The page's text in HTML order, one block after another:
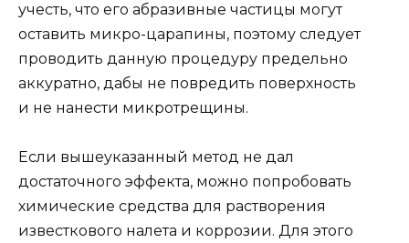
учесть, что его абразивные частицы могут
оставить микро-царапины, поэтому следует
проводить данную процедуру предельно
аккуратно, дабы не повредить поверхность
и не нанести микротрещины.
Если вышеуказанный метод не дал
достаточного эффекта, можно попробовать
химические средства для растворения
известкового налета и коррозии. Для этого